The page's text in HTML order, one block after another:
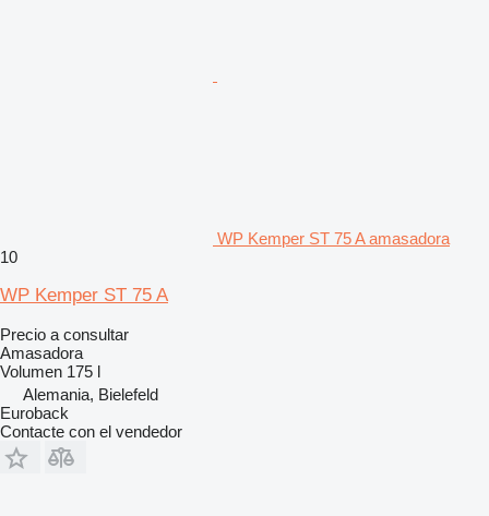
WP Kemper ST 75 A amasadora
10
WP Kemper ST 75 A
Precio a consultar
Amasadora
Volumen 175 l
Alemania, Bielefeld
Euroback
Contacte con el vendedor